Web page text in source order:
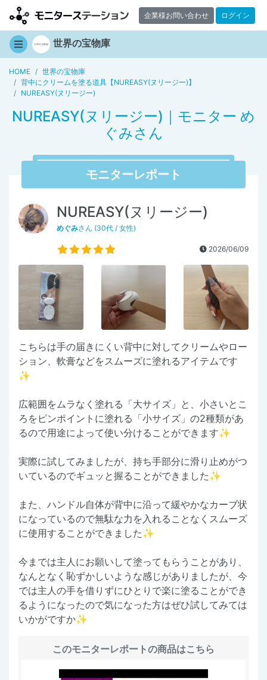
企業様お問い合わせ ログイン
世界の宝物庫
HOME
世界の宝物庫
背中にクリームを塗る道具【NUREASY(ヌリージー)】
NUREASY(ヌリージー)
NUREASY(ヌリージー)｜モニター め
ぐみさん
モニターレポート
NUREASY(ヌリージー)
めぐみさん (30代 / 女性)
2026/06/09
こちらは手の届きにくい背中に対してクリームやロー
ション、軟膏などをスムーズに塗れるアイテムです
✨
広範囲をムラなく塗れる「大サイズ」と、小さいとこ
ろをピンポイントに塗れる「小サイズ」の2種類があ
るので用途によって使い分けることができます✨
実際に試してみましたが、持ち手部分に滑り止めがつ
いているのでギュッと握ることができました✨
また、ハンドル自体が背中に沿って緩やかなカーブ状
になっているので無駄な力を入れることなくスムーズ
に使用することができました✨
今までは主人にお願いして塗ってもらうことがあり、
なんとなく恥ずかしいような感じがありましたが、今
では主人の手を借りずにひとりで楽に塗ることができ
るようになったので気になった方はぜひ試してみては
いかがですか✨
このモニターレポートの商品はこちら